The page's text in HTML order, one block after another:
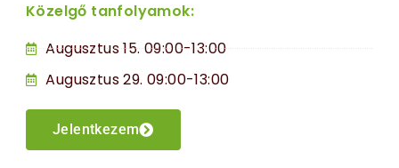
Közelgő tanfolyamok:
Augusztus 15. 09:00-13:00
Augusztus 29. 09:00-13:00
Jelentkezem